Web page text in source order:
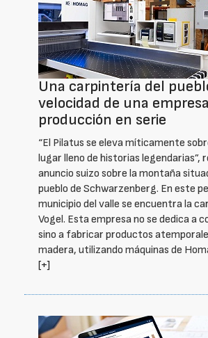
Una carpintería del
velocidad de una
producción en serie
“El Pilatus se eleva míticamente
lugar lleno de historias legendarias”,
anuncio suizo sobre la montaña
pueblo de Schwarzenberg. En este
municipio del valle se encuentra la
Vogel. Esta empresa no se dedica a
sino a fabricar productos
madera, utilizando máquinas de
[+]